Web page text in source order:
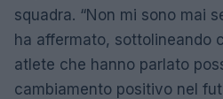
squadra. “Non mi sono mai
ha affermato, sottolineando
atlete che hanno parlato
cambiamento positivo nel